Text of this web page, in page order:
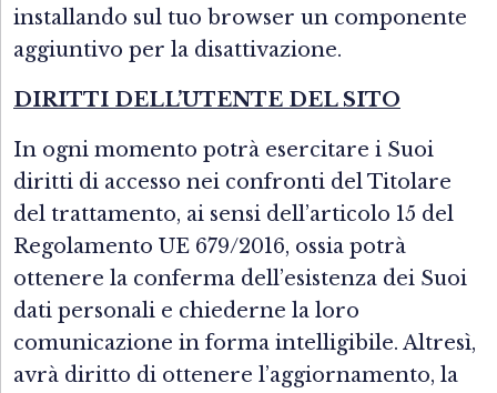
installando sul tuo browser un componente
aggiuntivo per la disattivazione.
DIRITTI DELL’UTENTE DEL SITO
In ogni momento potrà esercitare i Suoi
diritti di accesso nei confronti del Titolare
del trattamento, ai sensi dell’articolo 15 del
Regolamento UE 679/2016, ossia potrà
ottenere la conferma dell’esistenza dei Suoi
dati personali e chiederne la loro
comunicazione in forma intelligibile. Altresì,
avrà diritto di ottenere l’aggiornamento, la